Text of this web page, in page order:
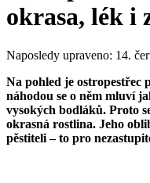
okrasa, lék i
Naposledy upraveno: 14.
Na pohled je ostropestřec
náhodou se o něm mluví
vysokých bodláků. Proto
okrasná rostlina. Jeho
pěstiteli – to pro